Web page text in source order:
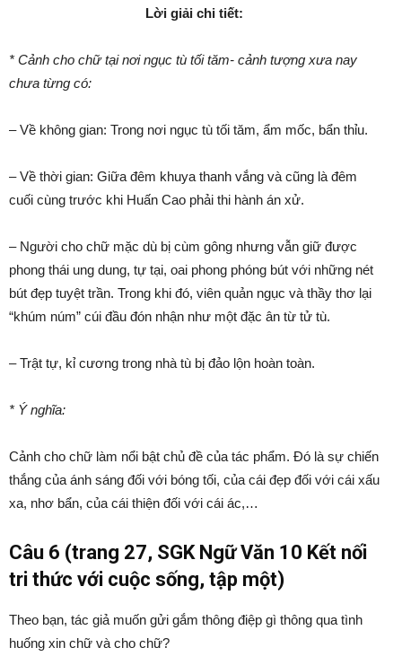
Lời giải chi tiết:
* Cảnh cho chữ tại nơi ngục tù tối tăm- cảnh tượng xưa nay
chưa từng có:
– Về không gian: Trong nơi ngục tù tối tăm, ẩm mốc, bẩn thỉu.
– Về thời gian: Giữa đêm khuya thanh vắng và cũng là đêm
cuối cùng trước khi Huấn Cao phải thi hành án xử.
– Người cho chữ mặc dù bị cùm gông nhưng vẫn giữ được
phong thái ung dung, tự tại, oai phong phóng bút với những nét
bút đẹp tuyệt trần. Trong khi đó, viên quản ngục và thầy thơ lại
“khúm núm” cúi đầu đón nhận như một đặc ân từ tử tù.
– Trật tự, kỉ cương trong nhà tù bị đảo lộn hoàn toàn.
* Ý nghĩa:
Cảnh cho chữ làm nổi bật chủ đề của tác phẩm. Đó là sự chiến
thắng của ánh sáng đối với bóng tối, của cái đẹp đối với cái xấu
xa, nhơ bẩn, của cái thiện đối với cái ác,…
Câu 6 (trang 27, SGK Ngữ Văn 10 Kết nối
tri thức với cuộc sống, tập một)
Theo bạn, tác giả muốn gửi gắm thông điệp gì thông qua tình
huống xin chữ và cho chữ?